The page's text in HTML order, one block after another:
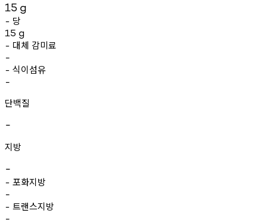
15 g
- 당
15 g
- 대체 감미료
-
- 식이섬유
-
단백질
-
지방
-
- 포화지방
-
- 트랜스지방